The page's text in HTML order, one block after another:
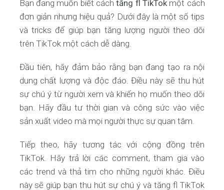
Bạn đang muốn biết cáchtăng fl TikTokmột cách
đơn giản nhưng hiệu quả? Dưới đây là một số tips
và tricks để giúp bạn tăng lượng người theo dõi
trên TikTok một cách dễ dàng.
Đầu tiên, hãy đảm bảo rằng bạn đang tạo ra nội
dung chất lượng và độc đáo. Điều này sẽ thu hút
sự chú ý từ người xem và khiến họ muốn theo dõi
bạn. Hãy đầu tư thời gian và công sức vào việc
sản xuất video mà mọi người thực sự quan tâm.
Tiếp theo, hãy tương tác với cộng đồng trên
TikTok. Hãy trả lời các comment, tham gia vào
các trend và thả tim cho những người khác. Điều
này sẽ giúp bạn thu hút sự chú ý và tăng fl TikTok